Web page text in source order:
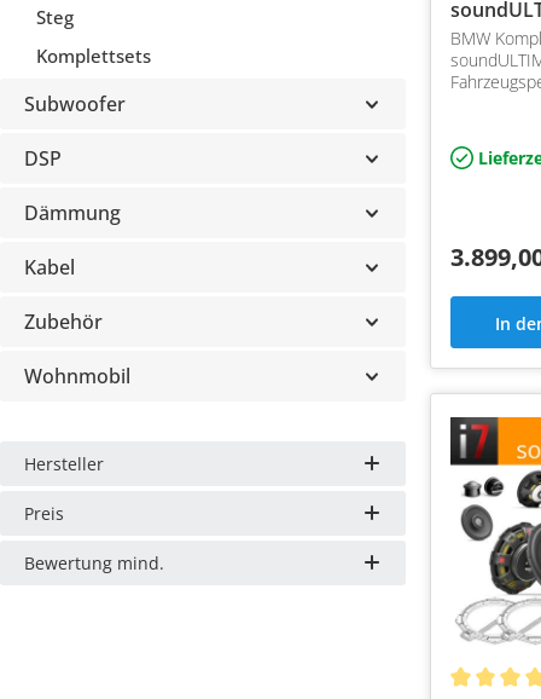
Steg
Komplettsets
Subwoofer
DSP
Dämmung
Kabel
Zubehör
Wohnmobil
Hersteller
Preis
Bewertung mind.
& Wilkins
BMW
Werk
und
In